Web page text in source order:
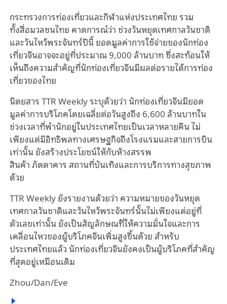
กระทรวงการท่องเที่ยวและกีฬาแห่งประเทศไทยรวม
ทั้งสื่อมวลชนไทย คาดการณ์ว่า ช่วงวันหยุดเทศกาลวันชาติ
และวันไหว้พระจันทร์ปีนี้ยอดมูลค่าการใช้จ่ายของนักท่อง
เที่ยวจีนอาจจะอยู่ที่ประมาณ9,000 ล้านบาทซึ่งสะท้อนให้
เห็นถึงความสำคัญที่นักท่องเที่ยวจีนมีผลต่อรายได้การท่อง
เที่ยวของไทย
นิตยสารTTR Weeklyระบุด้วยว่านักท่องเที่ยวจีนมียอด
มูลค่าการบริโภคโดยเฉลี่ยต่อวันสูงถึง 6,600 ล้านบาทใน
ช่วงเวลาที่พำนักอยู่ในประเทศไทยเป็นเวลาหลายคืนไม่
เพียงแต่มีอิทธิพลทางเศรษฐกิจถึงโรงแรมและสายการบิน
เท่านั้นยังสร้างประโยชน์ให้กับห้างสรรพ
สินค้าภัตตาคาร สถานที่บันเทิงและการบริการทางสุขภาพ
ด้วย
TTR Weeklyยังรายงานด้วยว่า ความหมายของวันหยุด
เทศกาลวันชาติและวันไหว้พระจันทร์นั้นไม่เพียงแต่อยู่ที่
ตัวเลขเท่านั้นยังเป็นสัญลักษณที่ให้ความมั่นใจและการ
เคลื่อนไหวของผู้บริโภคจีนเพิ่มสูงขึ้นด้วย สำหรับ
ประเทศไทยแล้วนักท่องเที่ยวจีนยังคงเป็นผู้บริโภคที่สำคัญ
ที่สุดอยู่เหมือนเดิม
Zhou/Dan/Eve